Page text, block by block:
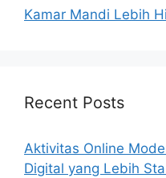
Kamar Mandi Lebih
Recent Posts
Aktivitas Online
Digital yang Lebih